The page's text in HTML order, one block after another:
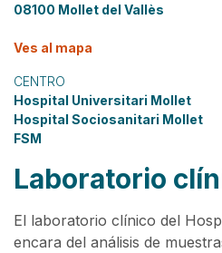
08100 Mollet del Vallès
Ves al mapa
CENTRO
Hospital Universitari Mollet
Hospital Sociosanitari Mollet
FSM
Laboratorio
El laboratorio clínico del
encara del análisis de